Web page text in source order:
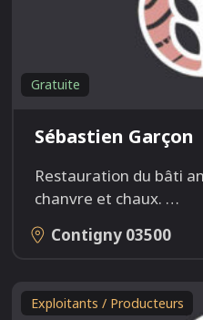
Gratuite
Sébastien Garçon
Restauration du bâti
chanvre et chaux. …
Contigny 03500
Exploitants / Producteurs